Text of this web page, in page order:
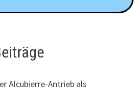
Alcubierre-Antrieb als